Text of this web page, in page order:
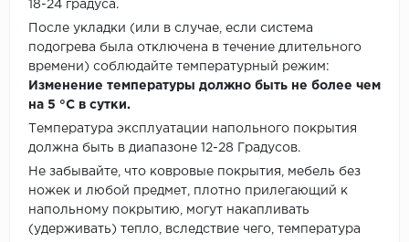
18-24 градуса.
После укладки (или в случае, если система
подогрева была отключена в течение длительного
времени) соблюдайте температурный режим:
Изменение температуры должно быть не более чем
на 5 °C в сутки.
Температура эксплуатации напольного покрытия
должна быть в диапазоне 12-28 Градусов.
Не забывайте, что ковровые покрытия, мебель без
ножек и любой предмет, плотно прилегающий к
напольному покрытию, могут накапливать
(удерживать) тепло, вследствие чего, температура